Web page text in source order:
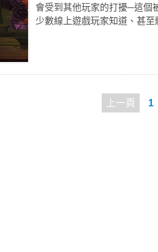
會受到其他玩家的打擾─這個
少數線上遊戲玩家知道、甚
上一頁 1